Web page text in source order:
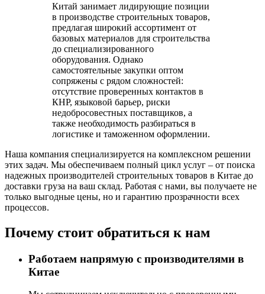
Китай занимает лидирующие позиции
в производстве строительных товаров,
предлагая широкий ассортимент от
базовых материалов для строительства
до специализированного
оборудования. Однако
самостоятельные закупки оптом
сопряжены с рядом сложностей:
отсутствие проверенных контактов в
КНР, языковой барьер, риски
недобросовестных поставщиков, а
также необходимость разбираться в
логистике и таможенном оформлении.
Наша компания специализируется на комплексном решении
этих задач. Мы обеспечиваем полный цикл услуг – от поиска
надежных производителей строительных товаров в Китае до
доставки груза на ваш склад. Работая с нами, вы получаете не
только выгодные цены, но и гарантию прозрачности всех
процессов.
Почему стоит обратиться к нам
Работаем напрямую с производителями в
Китае